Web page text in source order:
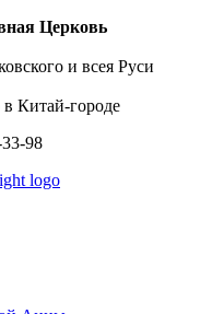
Церковь
и всея Руси
в Китай-городе
98